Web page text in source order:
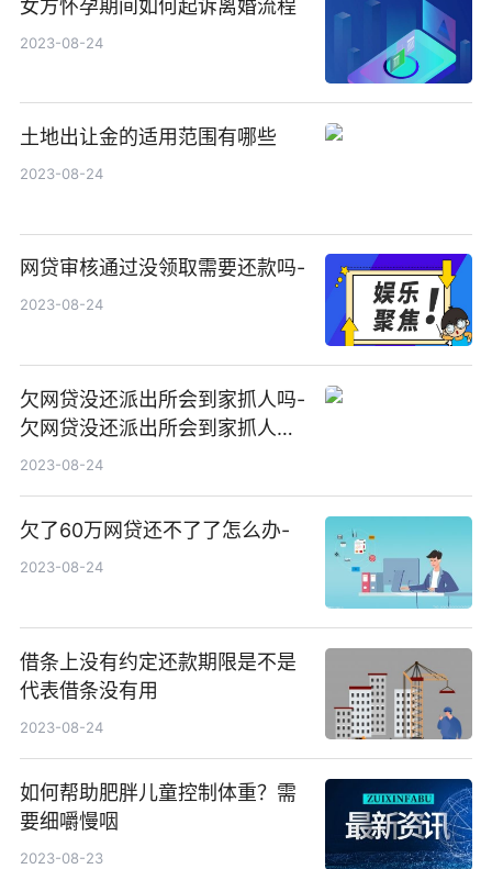
女方怀孕期间如何起诉离婚流程
2023-08-24
土地出让金的适用范围有哪些
2023-08-24
网贷审核通过没领取需要还款吗-
2023-08-24
欠网贷没还派出所会到家抓人吗-
欠网贷没还派出所会到家抓人吗
知乎
2023-08-24
欠了60万网贷还不了了怎么办-
2023-08-24
借条上没有约定还款期限是不是
代表借条没有用
2023-08-24
如何帮助肥胖儿童控制体重？需
要细嚼慢咽
2023-08-23